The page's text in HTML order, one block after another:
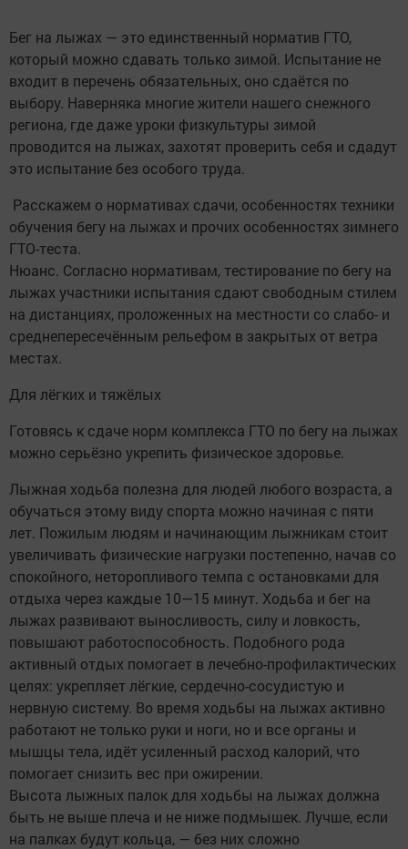
Бег на лыжах — это единственный норматив ГТО,
который можно сдавать только зимой. Испытание не
входит в перечень обязательных, оно сдаётся по
выбору. Наверняка многие жители нашего снежного
региона, где даже уроки физкультуры зимой
проводится на лыжах, захотят проверить себя и сдадут
это испытание без особого труда.
Расскажем о нормативах сдачи, особенностях техники
обучения бегу на лыжах и прочих особенностях зимнего
ГТО-теста.
Нюанс. Согласно нормативам, тестирование по бегу на
лыжах участники испытания сдают свободным стилем
на дистанциях, проложенных на местности со слабо- и
среднепересечённым рельефом в закрытых от ветра
местах.
Для лёгких и тяжёлых
Готовясь к сдаче норм комплекса ГТО по бегу на лыжах
можно серьёзно укрепить физическое здоровье.
Лыжная ходьба полезна для людей любого возраста, а
обучаться этому виду спорта можно начиная с пяти
лет. Пожилым людям и начинающим лыжникам стоит
увеличивать физические нагрузки постепенно, начав со
спокойного, неторопливого темпа с остановками для
отдыха через каждые 10—15 минут. Ходьба и бег на
лыжах развивают выносливость, силу и ловкость,
повышают работоспособность. Подобного рода
активный отдых помогает в лечебно-профилактических
целях: укрепляет лёгкие, сердечно-сосудистую и
нервную систему. Во время ходьбы на лыжах активно
работают не только руки и ноги, но и все органы и
мышцы тела, идёт усиленный расход калорий, что
помогает снизить вес при ожирении.
Высота лыжных палок для ходьбы на лыжах должна
быть не выше плеча и не ниже подмышек. Лучше, если
на палках будут кольца, — без них сложно